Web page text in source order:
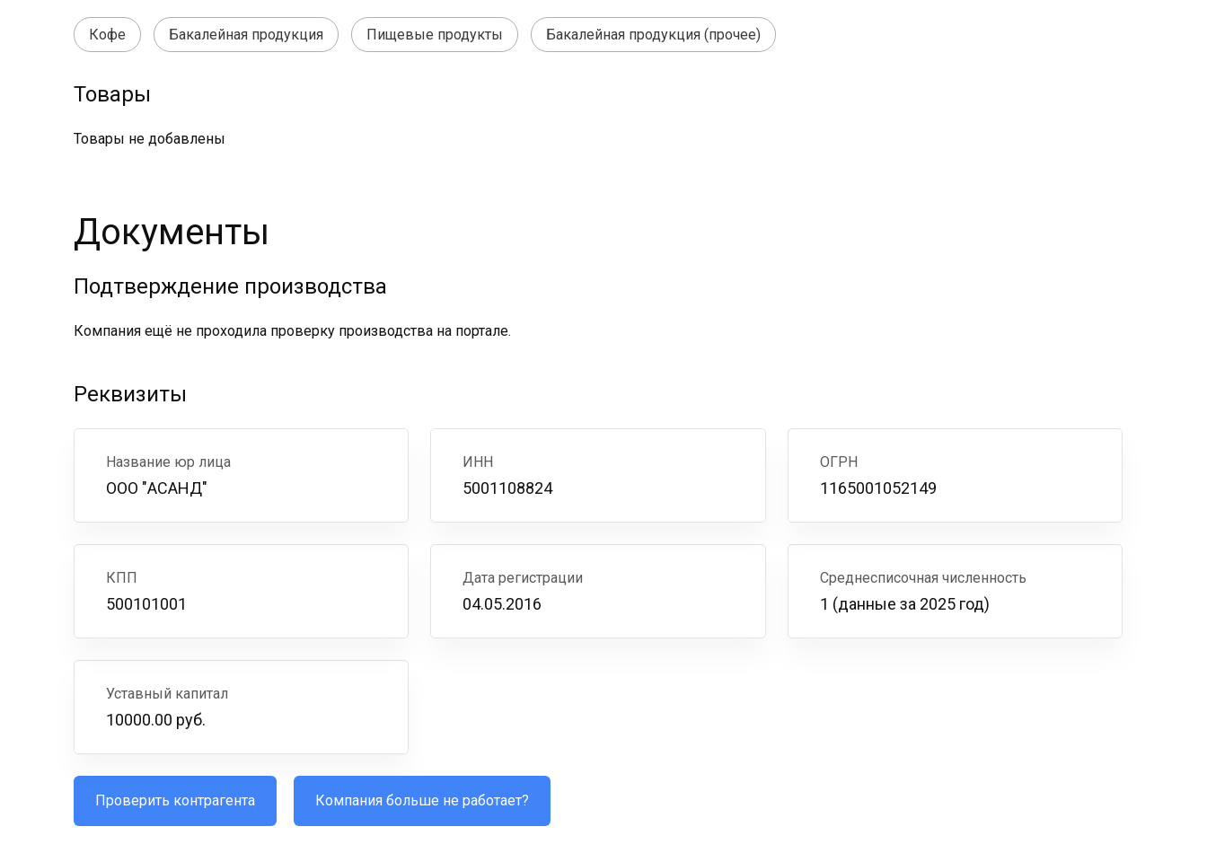
Кофе Бакалейная продукция Пищевые продукты Бакалейная продукция (прочее)
Товары
Товары не добавлены
Документы
Подтверждение производства
Компания ещё не проходила проверку производства на портале.
Реквизиты
Название юр лица
ООО "АСАНД"
ИНН
5001108824
ОГРН
1165001052149
КПП
500101001
Дата регистрации
04.05.2016
Среднесписочная численность
1 (данные за 2025 год)
Уставный капитал
10000.00 руб.
Проверить контрагента Компания больше не работает?